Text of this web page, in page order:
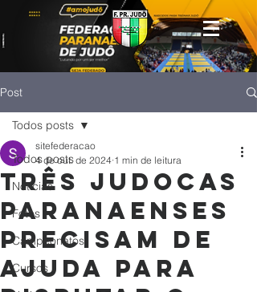
Post
Todos posts
Notícias
Fotos
Campeonatos
Cursos
Todos posts
Três judocas
paranaenses
precisam de
ajuda para
sitefederacao
4 de out. de 2024 1 min de leitura